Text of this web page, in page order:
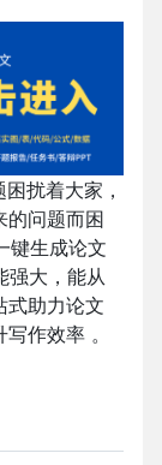
扰着大家，
的问题而困
键生成论文
强大，能从
式助力论文
写作效率 。